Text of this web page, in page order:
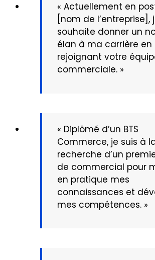
« Actuellement en
[nom de l’entreprise],
souhaite donner un
élan à ma carrière en
rejoignant votre
commerciale. »
« Diplômé d’un BTS
Commerce, je suis à
recherche d’un
de commercial pour
en pratique mes
connaissances et
mes compétences. »